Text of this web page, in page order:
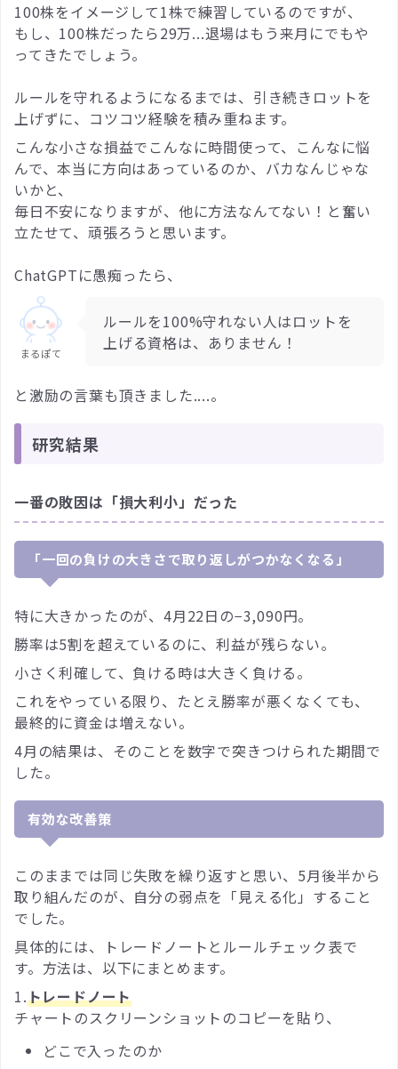
100株をイメージして1株で練習しているのですが、
もし、100株だったら29万...退場はもう来月にでもや
ってきたでしょう。
ルールを守れるようになるまでは、引き続きロットを
上げずに、コツコツ経験を積み重ねます。
こんな小さな損益でこんなに時間使って、こんなに悩
んで、本当に方向はあっているのか、バカなんじゃな
いかと、
毎日不安になりますが、他に方法なんてない！と奮い
立たせて、頑張ろうと思います。
ChatGPTに愚痴ったら、
まるぽて
ルールを100%守れない人はロットを
上げる資格は、ありません！
と激励の言葉も頂きました....。
研究結果
一番の敗因は「損大利小」だった
「一回の負けの大きさで取り返しがつかなくなる」
特に大きかったのが、4月22日の−3,090円。
勝率は5割を超えているのに、利益が残らない。
小さく利確して、負ける時は大きく負ける。
これをやっている限り、たとえ勝率が悪くなくても、
最終的に資金は増えない。
4月の結果は、そのことを数字で突きつけられた期間で
した。
有効な改善策
このままでは同じ失敗を繰り返すと思い、5月後半から
取り組んだのが、自分の弱点を「見える化」すること
でした。
具体的には、トレードノートとルールチェック表で
す。方法は、以下にまとめます。
1.トレードノート
チャートのスクリーンショットのコピーを貼り、
どこで入ったのか